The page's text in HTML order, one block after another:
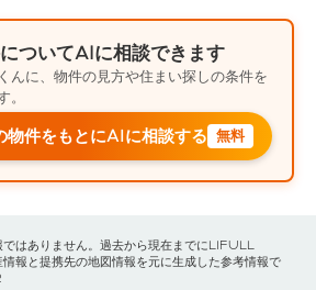
ついてAIに相談できます
んに、物件の見方や住まい探しの条件を
。
物件をもとにAIに相談する 無料
ではありません。過去から現在までにLIFULL
報と提携先の地図情報を元に生成した参考情報で